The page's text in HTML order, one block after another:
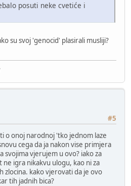
posuti neke cvetiće i
su svoj 'genocid' plasirali musliji?
#5
o onoj narodnoj 'tko jednom laze
cega da ja nakon vise primjera
svojima vjerujem u ovo? iako za
ne igra nikakvu ulogu, kao ni za
zlocina. kako vjerovati da je ovo
tih jadnih bica?